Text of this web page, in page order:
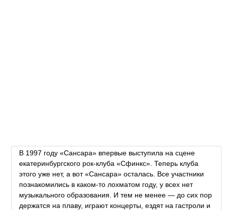
В 1997 году «Сансара» впервые выступила на сцене
екатеринбургского рок-клуба «Сфинкс». Теперь клуба
этого уже нет, а вот «Сансара» осталась. Все участники
познакомились в каком-то лохматом году, у всех нет
музыкального образования. И тем не менее — до сих пор
держатся на плаву, играют концерты, ездят на гастроли и